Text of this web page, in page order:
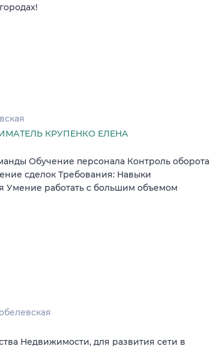
КРУПЕНКО ЕЛЕНА
Обучение персонала Контроль оборота
сделок Требования: Навыки
Умение работать с большим объемом
Недвижимости, для развития сети в